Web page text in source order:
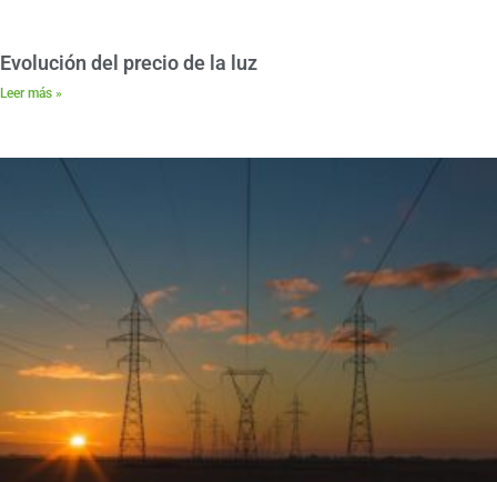
Evolución del precio de la luz
Leer más »